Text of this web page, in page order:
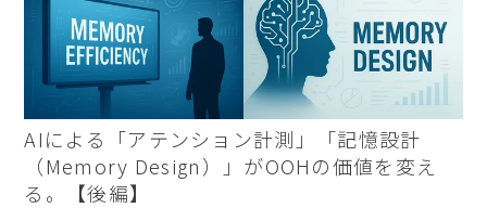
AIによる「アテンション計測」「記憶設計
（Memory Design）」がOOHの価値を変え
る。【後編】